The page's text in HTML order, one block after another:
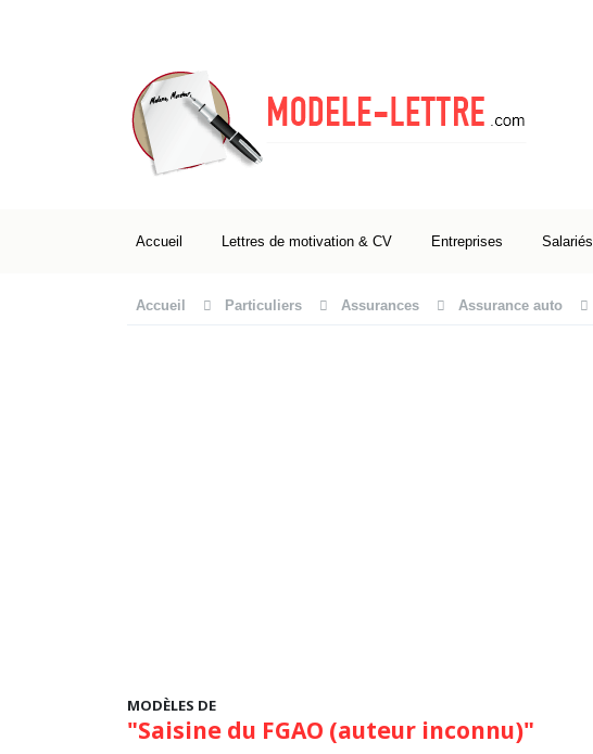
Accueil Lettres de motivation & CV Entreprises Salariés
Accueil Particuliers Assurances Assurance auto
MODÈLES DE
"Saisine du FGAO (auteur inconnu)"